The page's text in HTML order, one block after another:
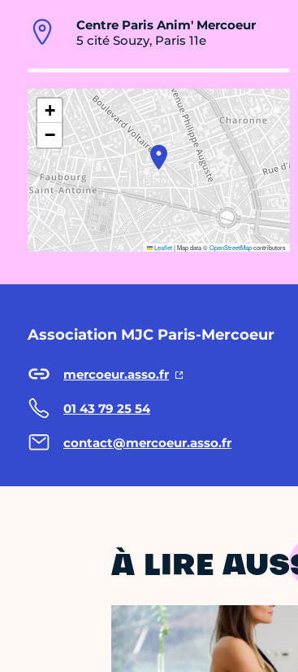
Centre Paris Anim' Mercoeur
5 cité Souzy, Paris 11e
+
−
Leaflet|Map data ©OpenStreetMapcontributors
Association MJC Paris-Mercoeur
mercoeur.asso.fr
01 43 79 25 54
contact@mercoeur.asso.fr
À LIRE